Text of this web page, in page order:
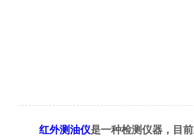
红外测油仪是一种检测仪器，目